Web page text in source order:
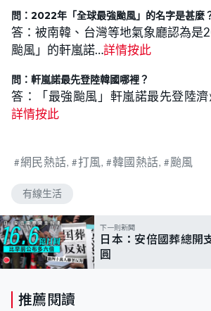
問：2022年「全球最強颱風」的名字是甚麼
答：被南韓、台灣等地氣象廳認為是
颱風」的軒嵐諾…詳情按此
問：軒嵐諾最先登陸韓國哪裡？
答：「最強颱風」軒嵐諾最先登陸
詳情按此
網民熱話 打風 韓國熱話 颱風
有線生活
下一則新聞
日本：安倍國葬總開
圓
推薦閱讀